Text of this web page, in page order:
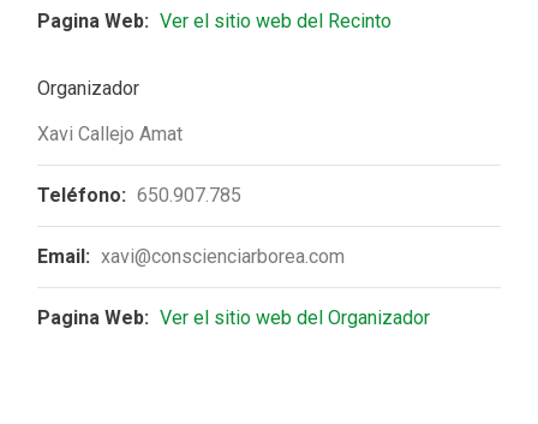
Pagina Web: Ver el sitio web del Recinto
Organizador
Xavi Callejo Amat
Teléfono: 650.907.785
Email: xavi@conscienciarborea.com
Pagina Web: Ver el sitio web del Organizador